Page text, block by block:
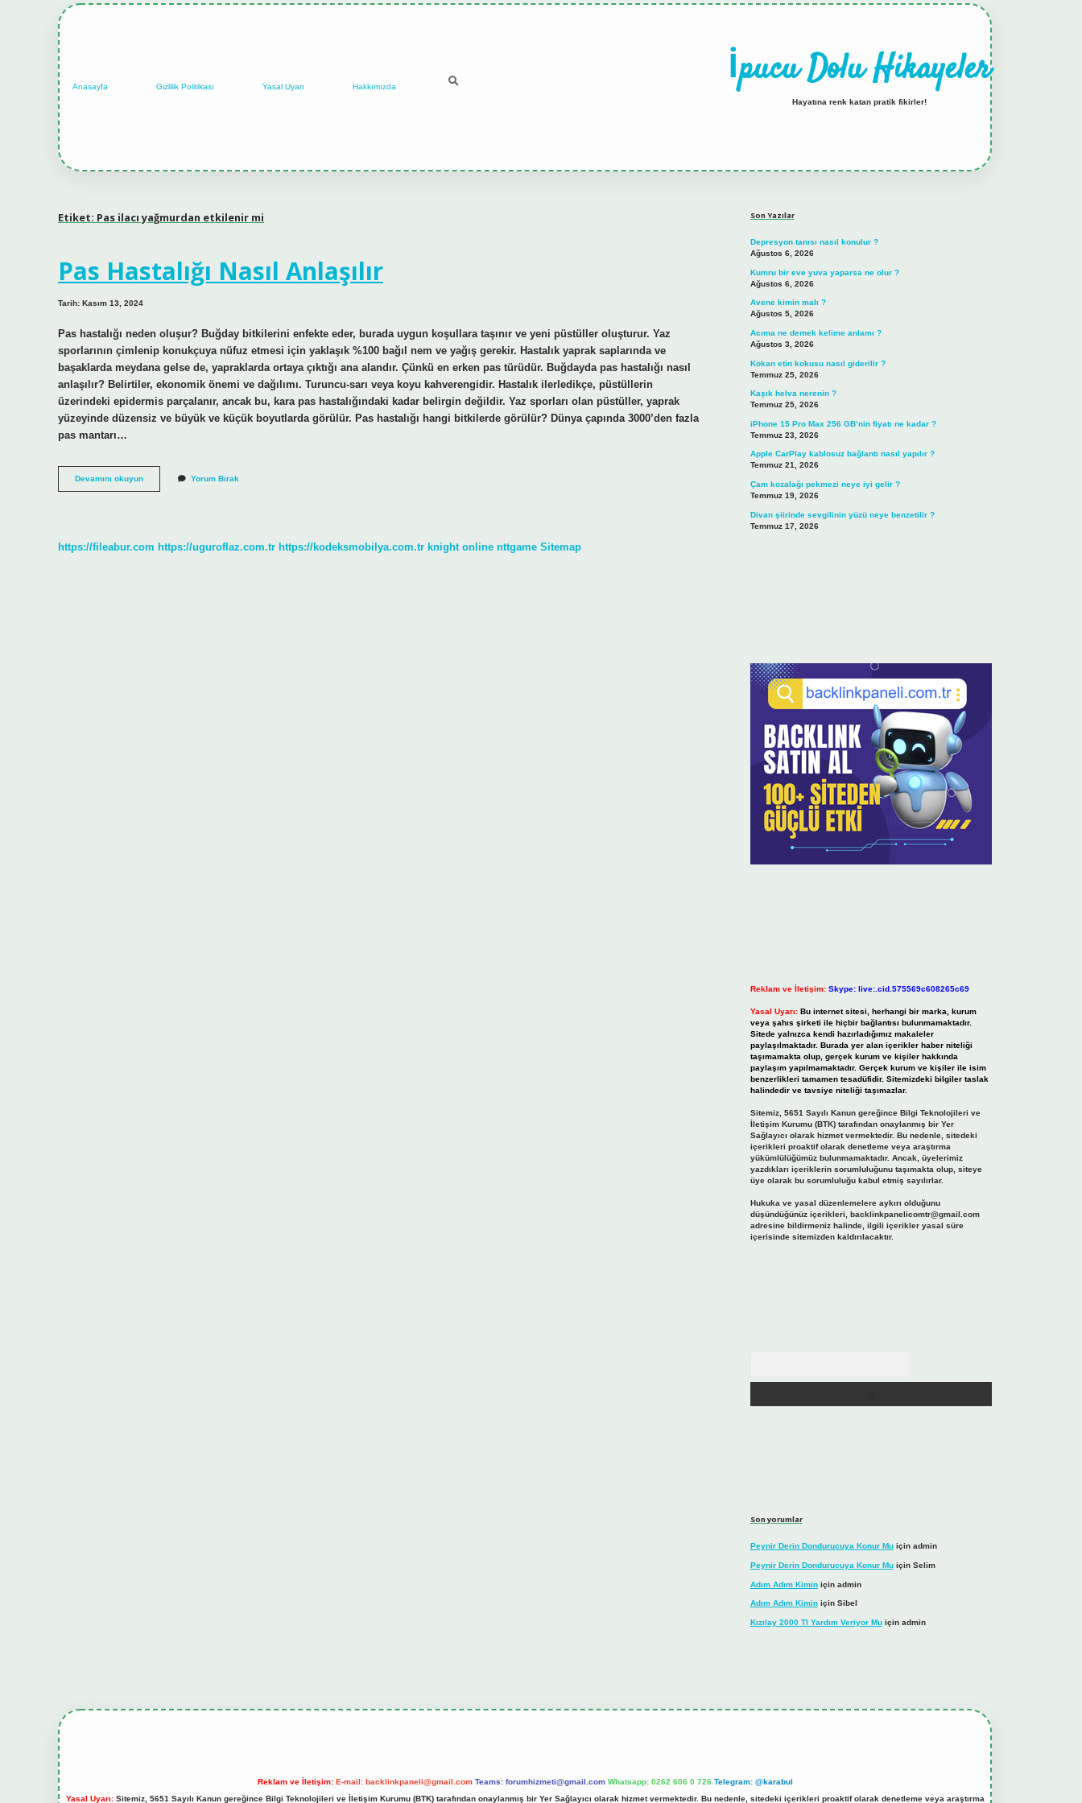
Anasayfa Gizlilik Politikası Yasal Uyarı Hakkımızda İpucu Dolu Hikayeler
Hayatına renk katan pratik fikirler!
Etiket: Pas ilacı yağmurdan etkilenir mi
Pas Hastalığı Nasıl Anlaşılır
Tarih: Kasım 13, 2024
Pas hastalığı neden oluşur? Buğday bitkilerini enfekte eder, burada uygun koşullara taşınır ve yeni püstüller oluşturur. Yaz
sporlarının çimlenip konukçuya nüfuz etmesi için yaklaşık %100 bağıl nem ve yağış gerekir. Hastalık yaprak saplarında ve
başaklarda meydana gelse de, yapraklarda ortaya çıktığı ana alandır. Çünkü en erken pas türüdür. Buğdayda pas hastalığı nasıl
anlaşılır? Belirtiler, ekonomik önemi ve dağılımı. Turuncu-sarı veya koyu kahverengidir. Hastalık ilerledikçe, püstüllerin
üzerindeki epidermis parçalanır, ancak bu, kara pas hastalığındaki kadar belirgin değildir. Yaz sporları olan püstüller, yaprak
yüzeyinde düzensiz ve büyük ve küçük boyutlarda görülür. Pas hastalığı hangi bitkilerde görülür? Dünya çapında 3000’den fazla
pas mantarı…
Devamını okuyunPas
Hastalığı
Yorum Bırak
https://fileabur.com https://uguroflaz.com.tr https://kodeksmobilya.com.tr knight online nttgame Sitemap
Son Yazılar
Depresyon tanısı nasıl konulur ?
Ağustos 6, 2026
Kumru bir eve yuva yaparsa ne olur ?
Ağustos 6, 2026
Avene kimin malı ?
Ağustos 5, 2026
Acıma ne demek kelime anlamı ?
Ağustos 3, 2026
Kokan etin kokusu nasıl giderilir ?
Temmuz 25, 2026
Kaşık helva nerenin ?
Temmuz 25, 2026
iPhone 15 Pro Max 256 GB’nin fiyatı ne kadar ?
Temmuz 23, 2026
Apple CarPlay kablosuz bağlantı nasıl yapılır ?
Temmuz 21, 2026
Çam kozalağı pekmezi neye iyi gelir ?
Temmuz 19, 2026
Divan şiirinde sevgilinin yüzü neye benzetilir ?
Temmuz 17, 2026
Reklam ve İletişim: Skype: live:.cid.575569c608265c69
Yasal Uyarı: Bu internet sitesi, herhangi bir marka, kurum
veya şahıs şirketi ile hiçbir bağlantısı bulunmamaktadır.
Sitede yalnızca kendi hazırladığımız makaleler
paylaşılmaktadır. Burada yer alan içerikler haber niteliği
taşımamakta olup, gerçek kurum ve kişiler hakkında
paylaşım yapılmamaktadır. Gerçek kurum ve kişiler ile isim
benzerlikleri tamamen tesadüfidir. Sitemizdeki bilgiler taslak
halindedir ve tavsiye niteliği taşımazlar.
Sitemiz, 5651 Sayılı Kanun gereğince Bilgi Teknolojileri ve
İletişim Kurumu (BTK) tarafından onaylanmış bir Yer
Sağlayıcı olarak hizmet vermektedir. Bu nedenle, sitedeki
içerikleri proaktif olarak denetleme veya araştırma
yükümlülüğümüz bulunmamaktadır. Ancak, üyelerimiz
yazdıkları içeriklerin sorumluluğunu taşımakta olup, siteye
üye olarak bu sorumluluğu kabul etmiş sayılırlar.
Hukuka ve yasal düzenlemelere aykırı olduğunu
düşündüğünüz içerikleri, backlinkpanelicomtr@gmail.com
adresine bildirmeniz halinde, ilgili içerikler yasal süre
içerisinde sitemizden kaldırılacaktır.
Son yorumlar
Peynir Derin Dondurucuya Konur Muiçin admin
Peynir Derin Dondurucuya Konur Muiçin Selim
Adım Adım Kiminiçin admin
Adım Adım Kiminiçin Sibel
Kızılay 2000 Tl Yardım Veriyor Muiçin admin
Reklam ve İletişim: E-mail: backlinkpaneli@gmail.com Teams: forumhizmeti@gmail.com Whatsapp: 0262 606 0 726 Telegram: @karabul
Yasal Uyarı:Sitemiz, 5651 Sayılı Kanun gereğince Bilgi Teknolojileri ve İletişim Kurumu (BTK) tarafından onaylanmış bir Yer Sağlayıcı olarak hizmet vermektedir. Bu nedenle, sitedeki içerikleri proaktif olarak denetleme veya araştırma